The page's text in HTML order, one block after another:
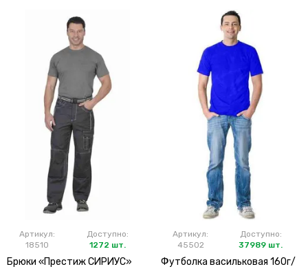
Артикул:
18510
Доступно:
1272 шт.
Брюки «Престиж СИРИУС»
Артикул:
45502
Доступно:
37989 шт.
Футболка васильковая 160г/